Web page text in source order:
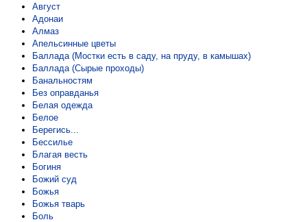
Август
Адонаи
Алмаз
Апельсинные цветы
Баллада (Мостки есть в саду, на пруду, в камышах)
Баллада (Сырые проходы)
Банальностям
Без оправданья
Белая одежда
Белое
Берегись...
Бессилье
Благая весть
Богиня
Божий суд
Божья
Божья тварь
Боль